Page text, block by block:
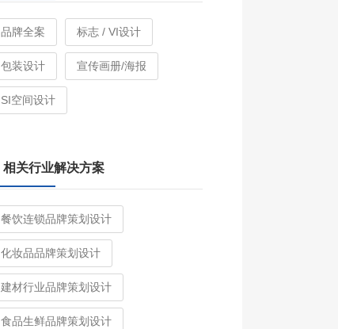
品牌全案 标志 / VI设计
包装设计 宣传画册/海报
SI空间设计
相关行业解决方案
餐饮连锁品牌策划设计
化妆品品牌策划设计
建材行业品牌策划设计
食品生鲜品牌策划设计